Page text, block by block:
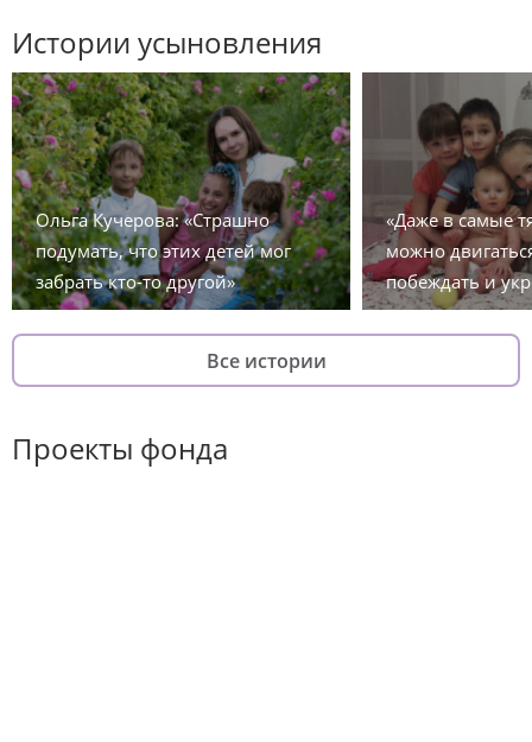
Истории усыновления
Ольга Кучерова: «Страшно
подумать, что этих детей мог
забрать кто-то другой»
«Даже в самые
можно
побеждать и
Все истории
Проекты фонда